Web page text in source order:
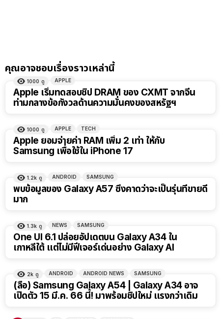
คุณอาจชอบเรื่องราวเหล่านี้
1000 ดู APPLE
Apple เริ่มทดสอบชิป DRAM ของ CXMT จากจีน
ท่ามกลางข้อกังวลด้านความมั่นคงของสหรัฐฯ
1000 ดู APPLE TECH
Apple ยอมจ่ายค่า RAM เพิ่ม 2 เท่า ให้กับ
Samsung เพื่อใช้ใน iPhone 17
1.2k ดู ANDROID SAMSUNG
พบข้อมูลของ Galaxy A57 ซึ่งคาดว่าจะเป็นรุ่นที่ขายดี
มาก
1.3k ดู NEWS SAMSUNG
One UI 6.1 ปล่อยอัปเดตบน Galaxy A34 ใน
เกาหลีใต้ แต่ไม่มีฟีเจอร์เด่นอย่าง Galaxy AI
2k ดู ANDROID ANDROID NEWS SAMSUNG
(ลือ) Samsung Galaxy A54 | Galaxy A34 อาจ
เปิดตัว 15 มี.ค. 66 นี้! มาพร้อมชิปใหม่ แรงกว่าเดิม